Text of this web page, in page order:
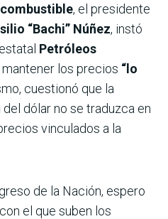
, el presidente
“Bachi” Núñez, instó
Petróleos
mantener los precios “lo
cuestionó que la
dólar no se traduzca en
vinculados a la
de la Nación, espero
el que suben los